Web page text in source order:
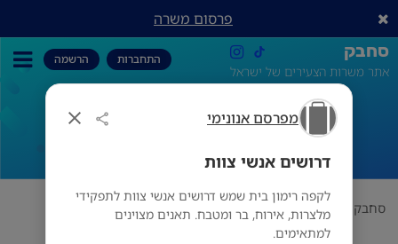
מפרסם אנונימי
דרושים אנשי צוות
לקפה רימון בית שמש דרושים אנשי צוות לתפקידי
מלצרות, אירוח, בר ומטבח. תאנים מצוינים
למתאימים.
פרסום משרה
סחבק
אתר משרות הצעירים של ישראל
התחברות הרשמה
דרושים אנשי צוות
סחבק תחום מפרסם אנונימי דרושים אנשי צוות